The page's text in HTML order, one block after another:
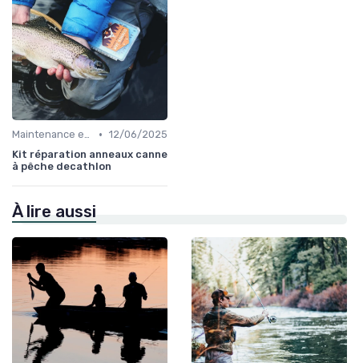
Maintenance et Entretien • 12/06/2025
Kit réparation anneaux canne
à pêche decathlon
À lire aussi